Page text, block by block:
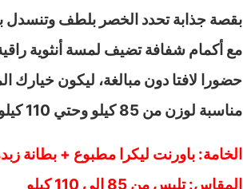
بقصة جذابة تحدد الخصر بلطف وتنسدل
مع أكمام شفافة تضيف لمسة أنثوية
حضورا لافتا دون مبالغة، ليكون خيارك
مناسبة لوزن من 85 كيلو وحتي 110 كيلو اطلبيه الان قبل نفاذ الكمية.
الخامة: باورنت ليكرا مطبوع + بطانة
المقاس: تلبس من 85 إلى 110 كيلو